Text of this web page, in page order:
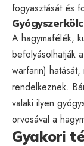
fogyasztását és
A hagymafélék,
befolyásolhatják
warfarin)
rendelkeznek.
valaki ilyen
orvosával a
Gyakori